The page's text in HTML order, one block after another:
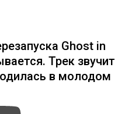
Ghost in
Трек звучит
в молодом